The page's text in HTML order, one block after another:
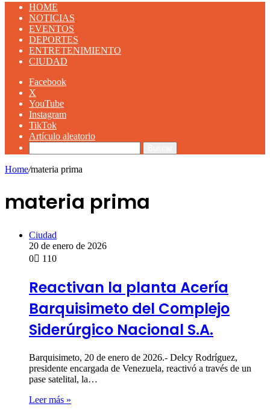
HOME
NOTICIAS
EVENTOS
DEPORTES
ENTRETENIMIENTO
CIUDAD
Facebook
X
YouTube
Instagram
TikTok
Artículo aleatorio
Home/materia prima
materia prima
Ciudad
20 de enero de 2026
0
110
Reactivan la planta Acería
Barquisimeto del Complejo
Siderúrgico Nacional S.A.
Barquisimeto, 20 de enero de 2026.- Delcy Rodríguez,
presidente encargada de Venezuela, reactivó a través de un
pase satelital, la…
Leer más »